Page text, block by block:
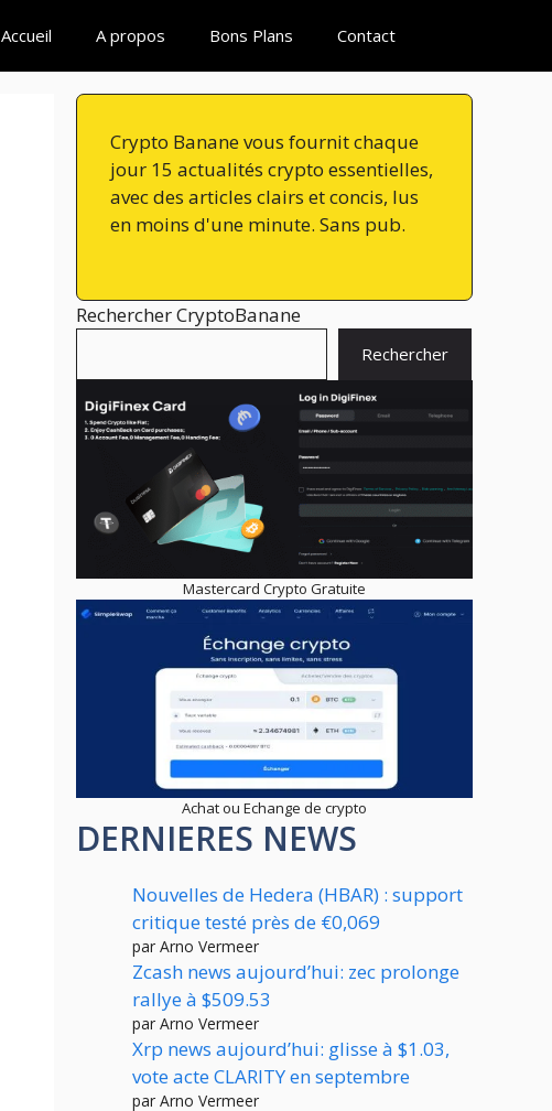
Accueil A propos Bons Plans Contact
Crypto Banane vous fournit chaque
jour 15 actualités crypto essentielles,
avec des articles clairs et concis, lus
en moins d'une minute. Sans pub.
Rechercher CryptoBanane
Rechercher
Mastercard Crypto Gratuite
Achat ou Echange de crypto
DERNIERES NEWS
Nouvelles de Hedera (HBAR) : support
critique testé près de €0,069
par Arno Vermeer
Zcash news aujourd’hui: zec prolonge
rallye à $509.53
par Arno Vermeer
Xrp news aujourd’hui: glisse à $1.03,
vote acte CLARITY en septembre
par Arno Vermeer